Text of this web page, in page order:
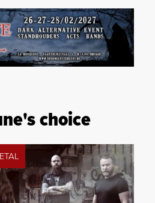
choice